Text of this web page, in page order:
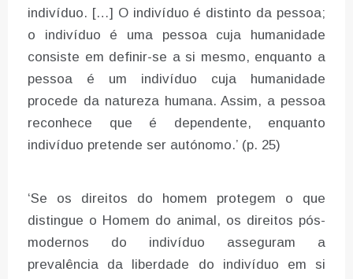
indivíduo. […] O indivíduo é distinto da pessoa;
o indivíduo é uma pessoa cuja humanidade
consiste em definir-se a si mesmo, enquanto a
pessoa é um indivíduo cuja humanidade
procede da natureza humana. Assim, a pessoa
reconhece que é dependente, enquanto
indivíduo pretende ser autónomo.’ (p. 25)
‘Se os direitos do homem protegem o que
distingue o Homem do animal, os direitos pós-
modernos do indivíduo asseguram a
prevalência da liberdade do indivíduo em si